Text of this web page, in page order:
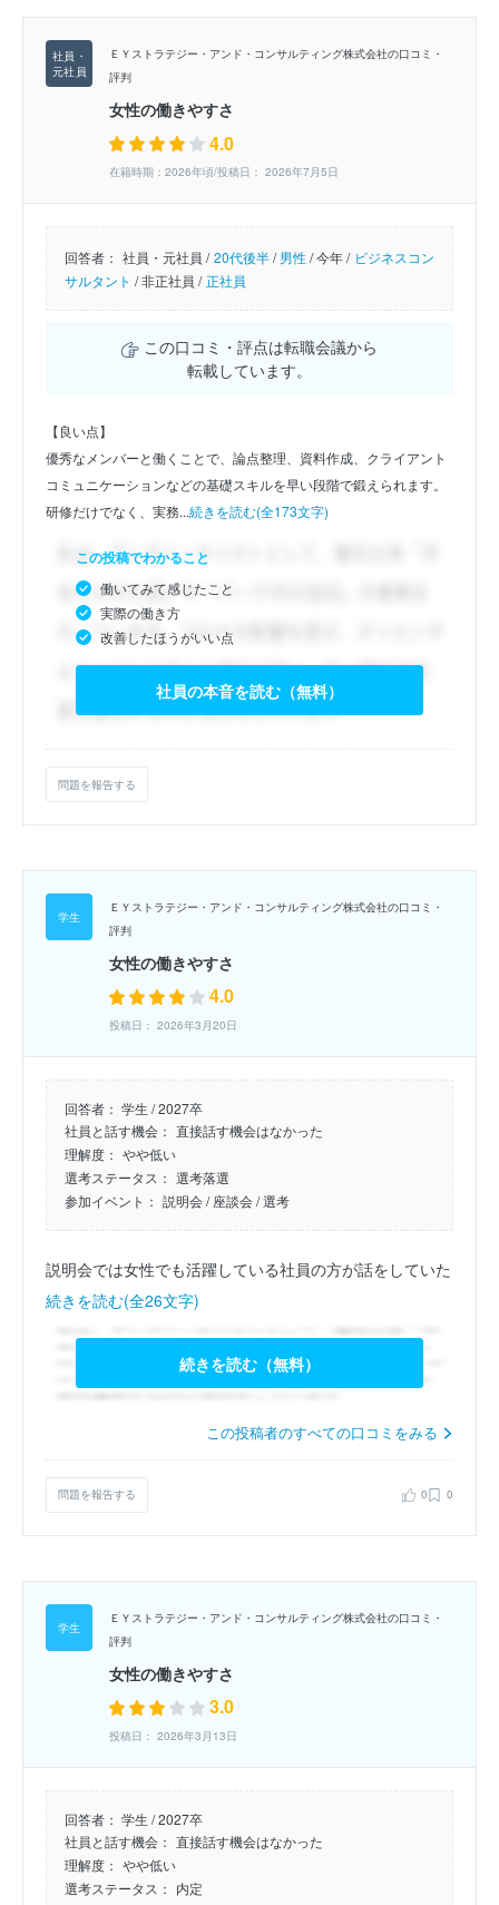
ＥＹストラテジー・アンド・コンサルティング株式会社の口コミ・
評判
女性の働きやすさ
4.0
在籍時期：2026年頃/投稿日： 2026年7月5日
回答者： 社員・元社員 / 20代後半/男性/今年 / ビジネスコン
サルタント /非正社員 / 正社員
この口コミ・評点は転職会議から
転載しています。
【良い点】
優秀なメンバーと働くことで、論点整理、資料作成、クライアント
コミュニケーションなどの基礎スキルを早い段階で鍛えられます。
研修だけでなく、実務...続きを読む(全173文字)
この投稿でわかること
働いてみて感じたこと
実際の働き方
改善したほうがいい点
社員の本音を読む（無料）
問題を報告する
ＥＹストラテジー・アンド・コンサルティング株式会社の口コミ・
評判
女性の働きやすさ
4.0
投稿日： 2026年3月20日
回答者： 学生 / 2027卒
社員と話す機会： 直接話す機会はなかった
理解度： やや低い
選考ステータス： 選考落選
参加イベント： 説明会/ 座談会/ 選考
説明会では女性でも活躍している社員の方が話をしていた
続きを読む(全26文字)
続きを読む（無料）
この投稿者のすべての口コミをみる
問題を報告する 0 0
ＥＹストラテジー・アンド・コンサルティング株式会社の口コミ・
評判
女性の働きやすさ
3.0
投稿日： 2026年3月13日
回答者： 学生 / 2027卒
社員と話す機会： 直接話す機会はなかった
理解度： やや低い
選考ステータス： 内定